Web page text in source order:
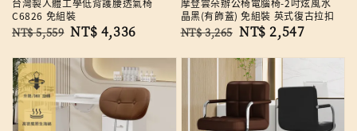
C6826 免組裝
Regular
NT$ 5,559 Sale
NT$ 4,336
晶黑(有飾蓋) 免組裝 英式復古拉扣
Regular
NT$ 3,265 Sale
NT$ 2,547